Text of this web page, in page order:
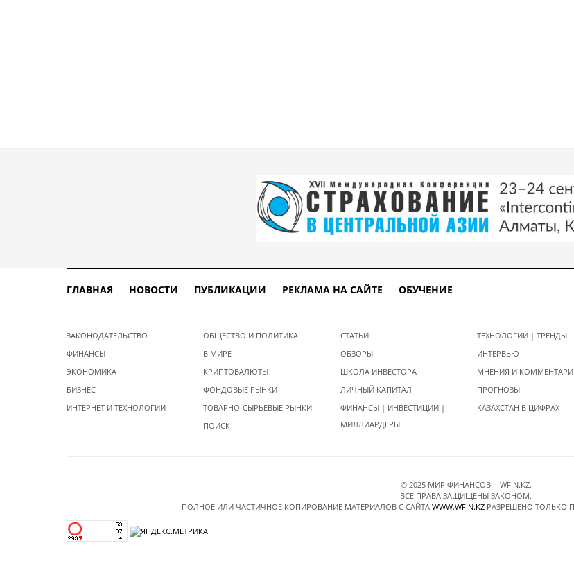
ГЛАВНАЯ НОВОСТИ ПУБЛИКАЦИИ РЕКЛАМА НА САЙТЕ ОБУЧЕНИЕ
ЗАКОНОДАТЕЛЬСТВО
ФИНАНСЫ
ЭКОНОМИКА
БИЗНЕС
ИНТЕРНЕТ И ТЕХНОЛОГИИ
ОБЩЕСТВО И ПОЛИТИКА
В МИРЕ
КРИПТОВАЛЮТЫ
ФОНДОВЫЕ РЫНКИ
ТОВАРНО-СЫРЬЕВЫЕ РЫНКИ
ПОИСК
СТАТЬИ
ОБЗОРЫ
ШКОЛА ИНВЕСТОРА
ЛИЧНЫЙ КАПИТАЛ
ФИНАНСЫ | ИНВЕСТИЦИИ |
МИЛЛИАРДЕРЫ
ТЕХНОЛОГИИ | ТРЕНДЫ
ИНТЕРВЬЮ
МНЕНИЯ И
ПРОГНОЗЫ
КАЗАХСТАН В ЦИФРАХ
© 2025 МИР ФИНАНСОВ - WFIN.KZ.
ВСЕ ПРАВА ЗАЩИЩЕНЫ ЗАКОНОМ.
ПОЛНОЕ ИЛИ ЧАСТИЧНОЕ КОПИРОВАНИЕ МАТЕРИАЛОВ C САЙТА WWW.WFIN.KZ РАЗРЕШЕНО ТОЛЬКО